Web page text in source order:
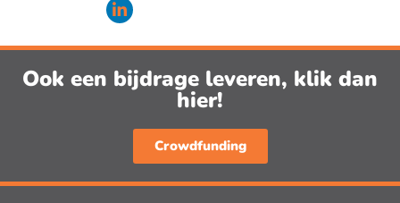
Ook een bijdrage leveren, klik dan
hier!
Crowdfunding